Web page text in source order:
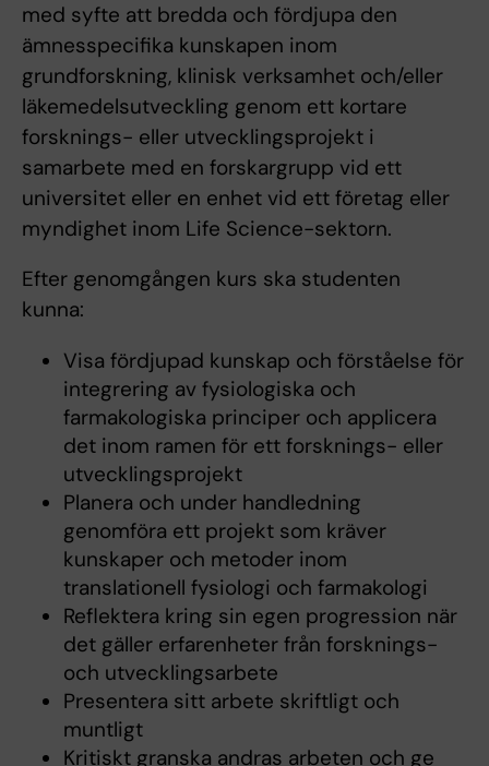
med syfte att bredda och fördjupa den
ämnesspecifika kunskapen inom
grundforskning, klinisk verksamhet och/eller
läkemedelsutveckling genom ett kortare
forsknings- eller utvecklingsprojekt i
samarbete med en forskargrupp vid ett
universitet eller en enhet vid ett företag eller
myndighet inom Life Science-sektorn.
Efter genomgången kurs ska studenten
kunna:
Visa fördjupad kunskap och förståelse för
integrering av fysiologiska och
farmakologiska principer och applicera
det inom ramen för ett forsknings- eller
utvecklingsprojekt
Planera och under handledning
genomföra ett projekt som kräver
kunskaper och metoder inom
translationell fysiologi och farmakologi
Reflektera kring sin egen progression när
det gäller erfarenheter från forsknings-
och utvecklingsarbete
Presentera sitt arbete skriftligt och
muntligt
Kritiskt granska andras arbeten och ge